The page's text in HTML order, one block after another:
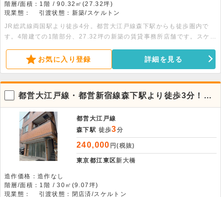
階層/面積：1階 / 90.32㎡(27.32坪)
現業態：
引渡状態：新築/スケルトン
JR総武線両国駅より徒歩4分。都営大江戸線森下駅からも徒歩圏内で
す。4階建ての1階部分、27.32坪の新築の賃貸事務所店舗です。スケル
お気に入り登録 詳細を見る
都営大江戸線・都営新宿線森下駅より徒歩3分！1
階店舗物件。
都営大江戸線
森下駅 徒歩3分
240,000 円(税抜)
東京都江東区新大橋
造作価格：造作なし
階層/面積：1階 / 30㎡(9.07坪)
現業態：
引渡状態：閉店済/スケルトン